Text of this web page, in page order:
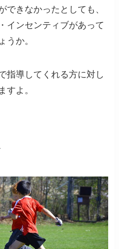
できなかったとしても、
インセンティブがあって
うか。
指導してくれる方に対し
すよ。